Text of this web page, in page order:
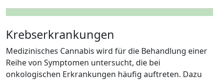
Krebserkrankungen
Medizinisches Cannabis wird für die Behandlung einer
Reihe von Symptomen untersucht, die bei
onkologischen Erkrankungen häufig auftreten. Dazu